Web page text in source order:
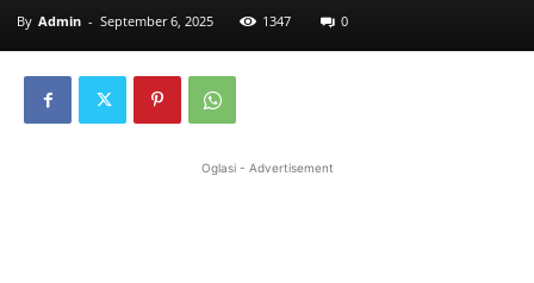
By Admin - September 6, 2025 1347 0
Oglasi - Advertisement